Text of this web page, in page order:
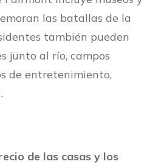
las batallas de la
también pueden
junto al río, campos
de entretenimiento,
de las casas y los